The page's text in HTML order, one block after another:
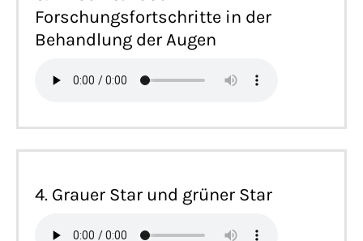
Forschungsfortschritte in der
Behandlung der Augen
4. Grauer Star und grüner Star